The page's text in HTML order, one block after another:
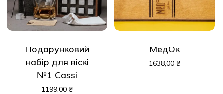
Подарунковий
набір для віскі
№1 Cassi
1199,00 ₴
МедОк
1638,00 ₴